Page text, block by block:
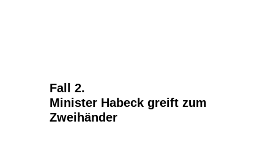
Fall 2.
Minister Habeck greift zum
Zweihänder